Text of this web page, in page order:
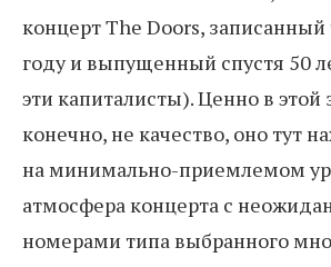
концерт The Doors, записанный
году и выпущенный спустя 50
эти капиталисты). Ценно в этой
конечно, не качество, оно тут
на минимально-приемлемом
атмосфера концерта с
номерами типа выбранного